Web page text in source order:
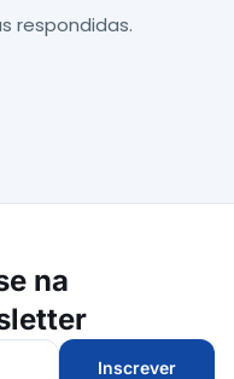
respondidas.
na
Inscrever